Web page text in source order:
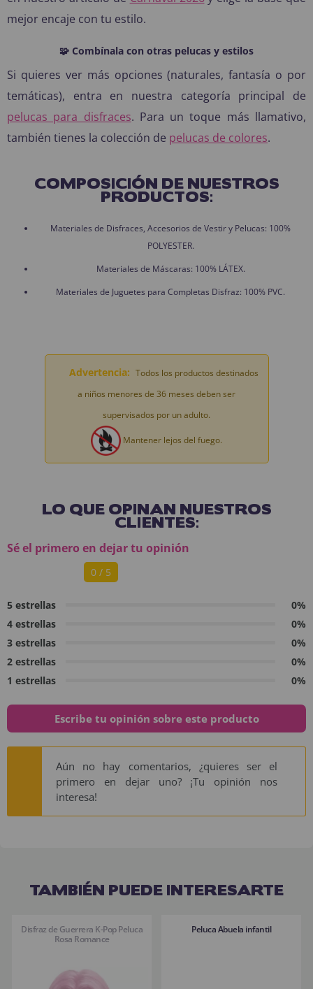
mejor encaje con tu estilo.
🧩 Combínala con otras pelucas y estilos
Si quieres ver más opciones (naturales, fantasía o por
temáticas), entra en nuestra categoría principal de
pelucas para disfraces. Para un toque más llamativo,
también tienes la colección de pelucas de colores.
COMPOSICIÓN DE NUESTROS
PRODUCTOS:
Materiales de Disfraces, Accesorios de Vestir y Pelucas: 100%
POLYESTER.
Materiales de Máscaras: 100% LÁTEX.
Materiales de Juguetes para Completas Disfraz: 100% PVC.
Advertencia: Todos los productos destinados
a niños menores de 36 meses deben ser
supervisados por un adulto.
Mantener lejos del fuego.
LO QUE OPINAN NUESTROS
CLIENTES:
Sé el primero en dejar tu opinión
0 / 5
5 estrellas
0%
4 estrellas
0%
3 estrellas
0%
2 estrellas
0%
1 estrellas
0%
Escribe tu opinión sobre este producto
Aún no hay comentarios, ¿quieres ser el
primero en dejar uno? ¡Tu opinión nos
interesa!
TAMBIÉN PUEDE INTERESARTE
Disfraz de Guerrera K-Pop Peluca
Rosa Romance
Peluca Abuela infantil